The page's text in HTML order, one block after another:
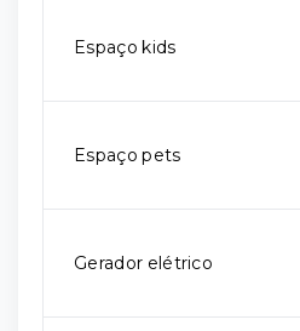
Espaço kids
Espaço pets
Gerador elétrico